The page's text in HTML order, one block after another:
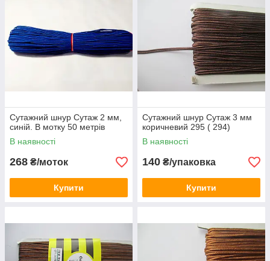
Сутажний шнур Сутаж 2 мм,
синій. В мотку 50 метрів
В наявності
268 ₴/моток
Купити
Сутажний шнур Сутаж 3 мм
коричневий 295 ( 294)
В наявності
140 ₴/упаковка
Купити